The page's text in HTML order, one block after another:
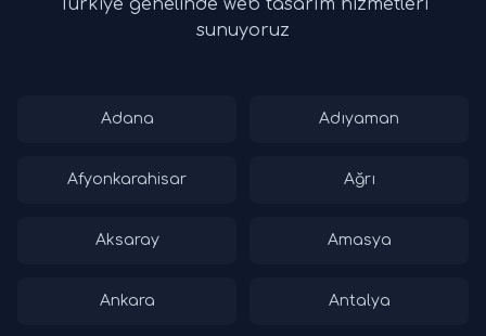
Türkiye genelinde web tasarım hizmetleri
sunuyoruz
Adana Adıyaman
Afyonkarahisar Ağrı
Aksaray Amasya
Ankara Antalya